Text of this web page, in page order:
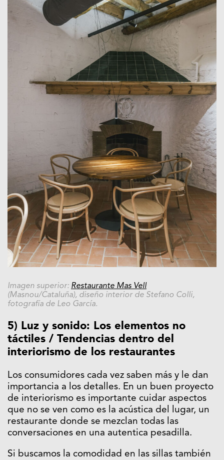
Imagen superior: Restaurante Mas Vell
(Masnou/Cataluña), diseño interior de Stefano Colli,
fotografía de Leo García.
5) Luz y sonido: Los elementos no
táctiles / Tendencias dentro del
interiorismo de los restaurantes
Los consumidores cada vez saben más y le dan
importancia a los detalles. En un buen proyecto
de interiorismo es importante cuidar aspectos
que no se ven como es la acústica del lugar, un
restaurante donde se mezclan todas las
conversaciones en una autentica pesadilla.
Si buscamos la comodidad en las sillas también